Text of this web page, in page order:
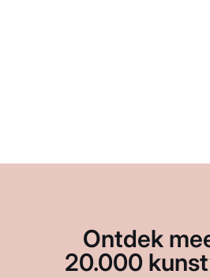
Ontdek
20.000